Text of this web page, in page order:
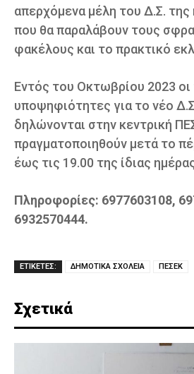
απερχόμενα μέλη του Δ.Σ. της
που θα παραλάβουν τους
φακέλους και το πρακτικό
Εντός του Οκτωβρίου 2023 οι
υποψηφιότητες για το νέο
δηλώνονται στην κεντρική
πραγματοποιηθούν μετά το
έως τις 19.00 της ίδιας
Πληροφορίες: 6977603108,
6932570444.
ΕΤΙΚΕΤΕΣ: ΔΗΜΟΤΙΚΑ ΣΧΟΛΕΙΑ ΠΕΣΕΚ
Σχετικά